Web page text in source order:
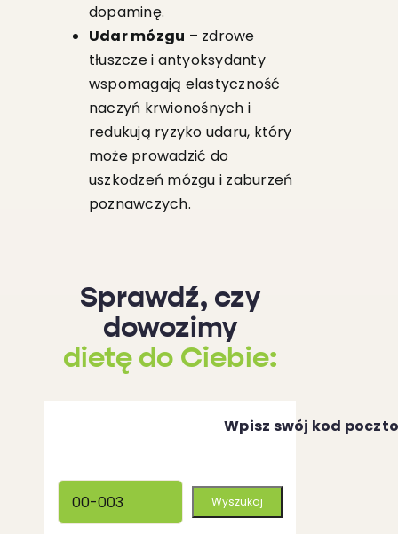
dopaminę.
Udar mózgu – zdrowe
tłuszcze i antyoksydanty
wspomagają elastyczność
naczyń krwionośnych i
redukują ryzyko udaru, który
może prowadzić do
uszkodzeń mózgu i zaburzeń
poznawczych.
Sprawdź, czy
dowozimy
dietę do Ciebie:
Wpisz swój kod